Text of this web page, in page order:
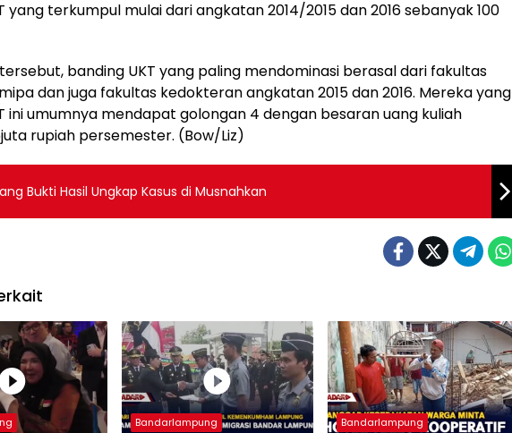
yang terkumpul mulai dari angkatan 2014/2015 dan 2016 sebanyak 100
banding UKT yang paling mendominasi berasal dari fakultas
dan juga fakultas kedokteran angkatan 2015 dan 2016. Mereka yang
ini umumnya mendapat golongan 4 dengan besaran uang kuliah
rupiah persemester. (Bow/Liz)
Bukti Hasil Ungkap Kasus di Musnahkan
Bandarlampung Bandarlampung